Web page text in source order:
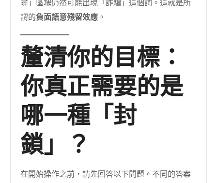
尋」區塊仍然可能出現「詐騙」這個詞。這就是所
謂的負面語意殘留效應 。
釐清你的目標：
你真正需要的是
哪一種「封
鎖」？
在開始操作之前，請先回答以下問題。不同的答案